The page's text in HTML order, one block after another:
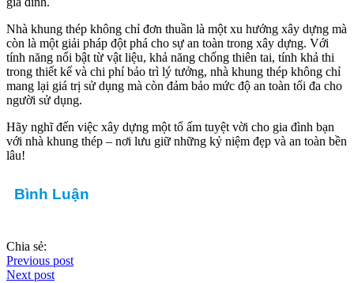
Nhà khung thép không chỉ đơn thuần là một xu hướng xây dựng mà
còn là một giải pháp đột phá cho sự an toàn trong xây dựng. Với
tính năng nổi bật từ vật liệu, khả năng chống thiên tai, tính khả thi
trong thiết kế và chi phí bảo trì lý tưởng, nhà khung thép không chỉ
mang lại giá trị sử dụng mà còn đảm bảo mức độ an toàn tối đa cho
người sử dụng.
Hãy nghĩ đến việc xây dựng một tổ ấm tuyệt vời cho gia đình bạn
với nhà khung thép – nơi lưu giữ những kỷ niệm đẹp và an toàn bền
lâu!
Bình Luận
Chia sẻ:
Previous post
Next post